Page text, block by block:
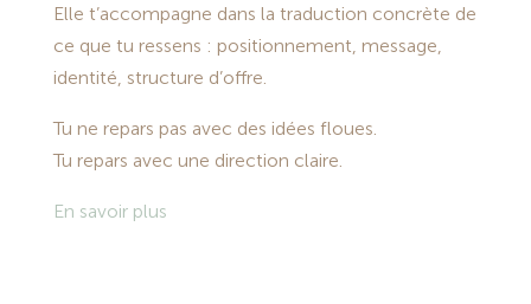
Elle t’accompagne dans la traduction concrète de
ce que tu ressens : positionnement, message,
identité, structure d’offre.
Tu ne repars pas avec des idées floues.
Tu repars avec une direction claire.
En savoir plus